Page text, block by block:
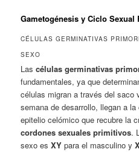
Gametogénesis y Ciclo Sexual
CÉLULAS GERMINATIVAS
SEXO
Lascélulas germinativas
fundamentales, ya que
células migran a través del saco
semana de desarrollo, llegan a la
epitelio celómico que recubre la
cordones sexuales primitivos.
sexo esXY para el masculino y